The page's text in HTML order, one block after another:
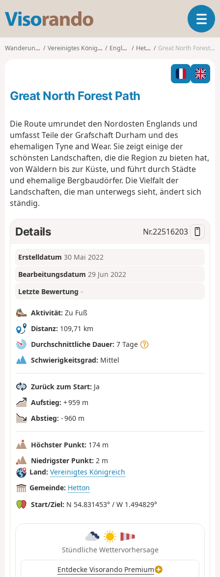
s
o
o
T
o
l
e
n
i
Wanderungen Vereinigtes Königreich England Hetton Great North Forest Path
Great North Forest Path
Die Route umrundet den Nordosten Englands und
umfasst Teile der Grafschaft Durham und des
ehemaligen Tyne and Wear. Sie zeigt einige der
schönsten Landschaften, die die Region zu bieten hat,
von Wäldern bis zur Küste, und führt durch Städte
und ehemalige Bergbaudörfer. Die Vielfalt der
Landschaften, die man unterwegs sieht, ändert sich
ständig.
Details Nr.22516203
Erstelldatum 30 Mai 2022
Bearbeitungsdatum 29 Jun 2022
Letzte Bewertung –
Aktivität: Zu Fuß
Distanz: 109,71 km
Durchschnittliche Dauer: 7 Tage
Schwierigkeitsgrad: Mittel
Zurück zum Start: Ja
Aufstieg: + 959 m
Abstieg: - 960 m
Höchster Punkt: 174 m
Niedrigster Punkt: 2 m
Land: Vereinigtes Königreich
Gemeinde: Hetton
Start/Ziel: N 54.831453° / W 1.494829°
Stündliche Wettervorhersage
Entdecke Visorando Premium